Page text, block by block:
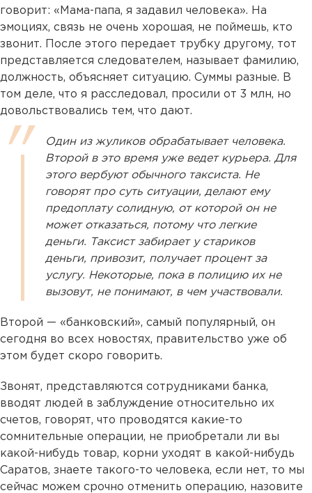
говорит: «Мама-папа, я задавил человека». На
эмоциях, связь не очень хорошая, не поймешь, кто
звонит. После этого передает трубку другому, тот
представляется следователем, называет фамилию,
должность, объясняет ситуацию. Суммы разные. В
том деле, что я расследовал, просили от 3 млн, но
довольствовались тем, что дают.
Один из жуликов обрабатывает человека.
Второй в это время уже ведет курьера. Для
этого вербуют обычного таксиста. Не
говорят про суть ситуации, делают ему
предоплату солидную, от которой он не
может отказаться, потому что легкие
деньги. Таксист забирает у стариков
деньги, привозит, получает процент за
услугу. Некоторые, пока в полицию их не
вызовут, не понимают, в чем участвовали.
Второй — «банковский», самый популярный, он
сегодня во всех новостях, правительство уже об
этом будет скоро говорить.
Звонят, представляются сотрудниками банка,
вводят людей в заблуждение относительно их
счетов, говорят, что проводятся какие-то
сомнительные операции, не приобретали ли вы
какой-нибудь товар, корни уходят в какой-нибудь
Саратов, знаете такого-то человека, если нет, то мы
сейчас можем срочно отменить операцию, назовите